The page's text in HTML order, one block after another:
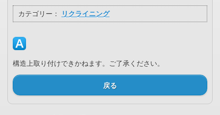
カテゴリー： リクライニング
構造上取り付けできかねます。ご了承ください。
戻る